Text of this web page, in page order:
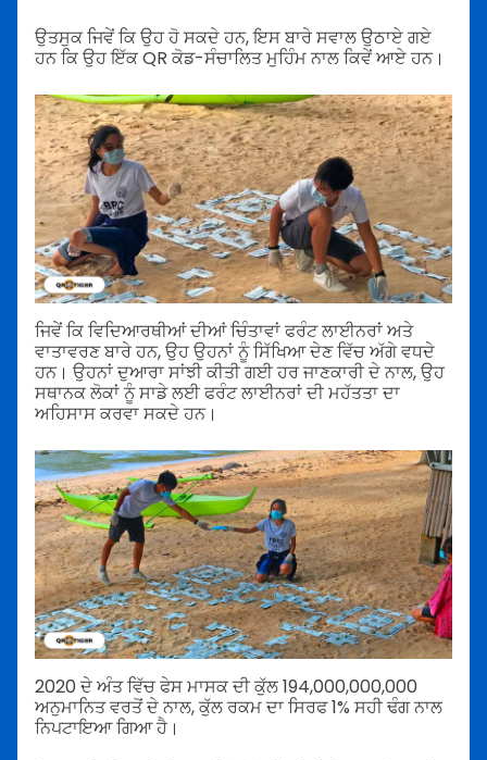
ਉਤਸੁਕ ਜਿਵੇਂ ਕਿ ਉਹ ਹੋ ਸਕਦੇ ਹਨ, ਇਸ ਬਾਰੇ ਸਵਾਲ ਉਠਾਏ ਗਏ
ਹਨ ਕਿ ਉਹ ਇੱਕ QR ਕੋਡ-ਸੰਚਾਲਿਤ ਮੁਹਿੰਮ ਨਾਲ ਕਿਵੇਂ ਆਏ ਹਨ।
ਜਿਵੇਂ ਕਿ ਵਿਦਿਆਰਥੀਆਂ ਦੀਆਂ ਚਿੰਤਾਵਾਂ ਫਰੰਟ ਲਾਈਨਰਾਂ ਅਤੇ
ਵਾਤਾਵਰਣ ਬਾਰੇ ਹਨ, ਉਹ ਉਹਨਾਂ ਨੂੰ ਸਿੱਖਿਆ ਦੇਣ ਵਿੱਚ ਅੱਗੇ ਵਧਦੇ
ਹਨ। ਉਹਨਾਂ ਦੁਆਰਾ ਸਾਂਝੀ ਕੀਤੀ ਗਈ ਹਰ ਜਾਣਕਾਰੀ ਦੇ ਨਾਲ, ਉਹ
ਸਥਾਨਕ ਲੋਕਾਂ ਨੂੰ ਸਾਡੇ ਲਈ ਫਰੰਟ ਲਾਈਨਰਾਂ ਦੀ ਮਹੱਤਤਾ ਦਾ
ਅਹਿਸਾਸ ਕਰਵਾ ਸਕਦੇ ਹਨ।
2020 ਦੇ ਅੰਤ ਵਿੱਚ ਫੇਸ ਮਾਸਕ ਦੀ ਕੁੱਲ 194,000,000,000
ਅਨੁਮਾਨਿਤ ਵਰਤੋਂ ਦੇ ਨਾਲ, ਕੁੱਲ ਰਕਮ ਦਾ ਸਿਰਫ 1% ਸਹੀ ਢੰਗ ਨਾਲ
ਨਿਪਟਾਇਆ ਗਿਆ ਹੈ।